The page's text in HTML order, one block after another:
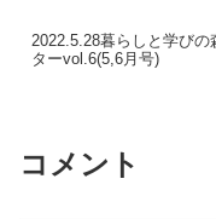
2022.5.28暮らしと学び
ターvol.6(5,6月号)
コメント